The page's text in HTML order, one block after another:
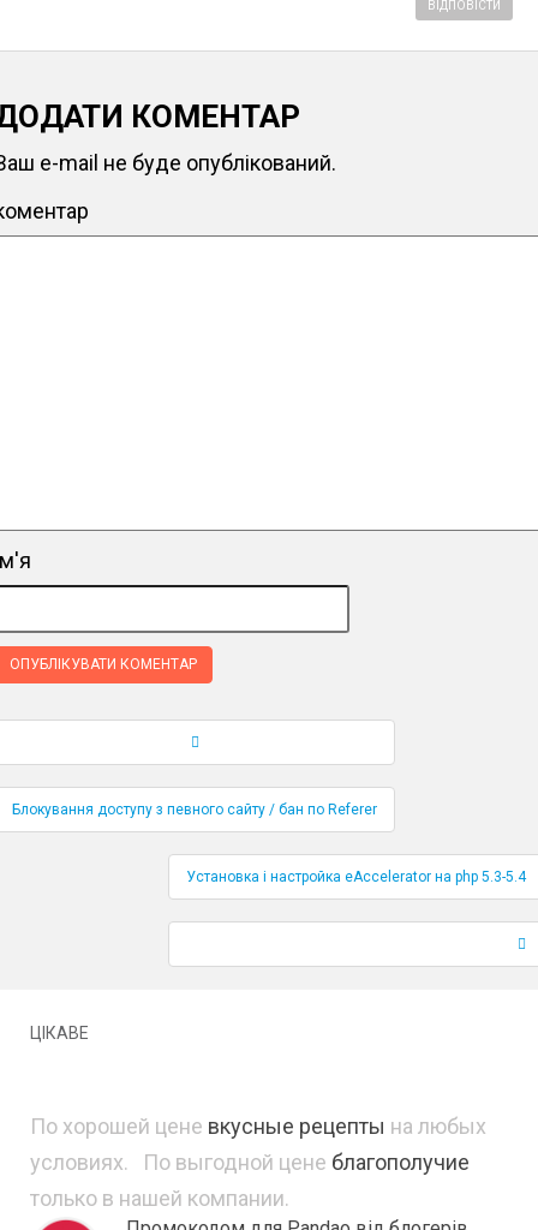
ВІДПОВІСТИ
КОМЕНТАР
e-mail не буде опублікований.
по публікаціям
Блокування доступу з певного сайту / бан по Referer
Установка і настройка eAccelerator на php 5.3-5.4
ЦІКАВЕ
По хорошей цене вкусные рецепты на любых
условиях. По выгодной цене благополучие
только в нашей компании.